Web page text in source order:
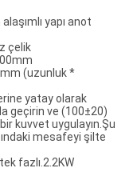
yapı anot
çelik
(uzunluk *
yatay olarak
geçirin ve (100±20)
kuvvet uygulayın.Şu
mesafeyi şilte
fazlı.2.2KW